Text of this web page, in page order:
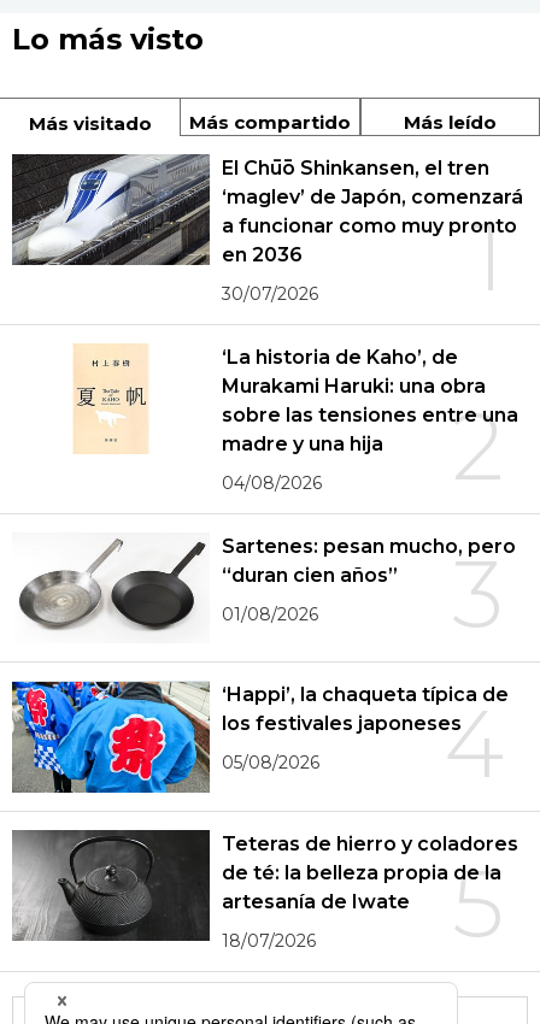
Lo más visto
Más visitado Más compartido Más leído
1
El Chūō Shinkansen, el tren
‘maglev’ de Japón, comenzará
a funcionar como muy pronto
en 2036
30/07/2026
2
‘La historia de Kaho’, de
Murakami Haruki: una obra
sobre las tensiones entre una
madre y una hija
04/08/2026
3
Sartenes: pesan mucho, pero
“duran cien años”
01/08/2026
4
‘Happi’, la chaqueta típica de
los festivales japoneses
05/08/2026
5
Teteras de hierro y coladores
de té: la belleza propia de la
artesanía de Iwate
18/07/2026